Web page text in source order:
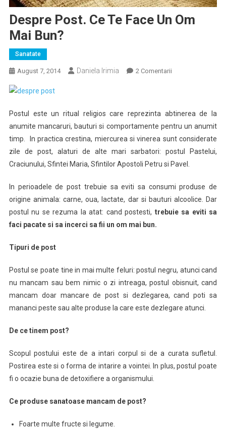
Despre Post. Ce Te Face Un Om
Mai Bun?
Sanatate
August 7, 2014 Daniela Irimia 2 ComentariiLa
Te
Face
Un
Om
Mai
Postul este un ritual religios care reprezinta abtinerea de la
anumite mancaruri, bauturi si comportamente pentru un anumit
timp. In practica crestina, miercurea si vinerea sunt considerate
zile de post, alaturi de alte mari sarbatori: postul Pastelui,
Craciunului, Sfintei Maria, Sfintilor Apostoli Petru si Pavel.
In perioadele de post trebuie sa eviti sa consumi produse de
origine animala: carne, oua, lactate, dar si bauturi alcoolice. Dar
postul nu se rezuma la atat: cand postesti, trebuie sa eviti sa
faci pacate si sa incerci sa fii un om mai bun.
Tipuri de post
Postul se poate tine in mai multe feluri: postul negru, atunci cand
nu mancam sau bem nimic o zi intreaga, postul obisnuit, cand
mancam doar mancare de post si dezlegarea, cand poti sa
mananci peste sau alte produse la care este dezlegare atunci.
De ce tinem post?
Scopul postului este de a intari corpul si de a curata sufletul.
Postirea este si o forma de intarire a vointei. In plus, postul poate
fi o ocazie buna de detoxifiere a organismului.
Ce produse sanatoase mancam de post?
Foarte multe fructe si legume.